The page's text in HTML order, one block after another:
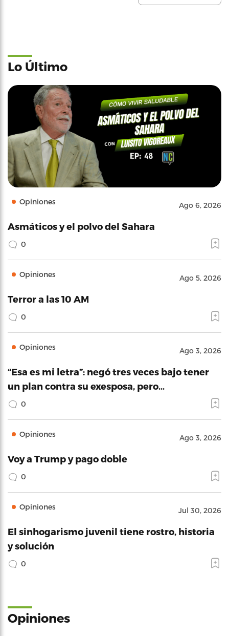
Lo Último
Opiniones Ago 6, 2026
Asmáticos y el polvo del Sahara
0
Opiniones Ago 5, 2026
Terror a las 10 AM
0
Opiniones Ago 3, 2026
“Esa es mi letra”: negó tres veces bajo tener
un plan contra su exesposa, pero…
0
Opiniones Ago 3, 2026
Voy a Trump y pago doble
0
Opiniones Jul 30, 2026
El sinhogarismo juvenil tiene rostro, historia
y solución
0
Opiniones